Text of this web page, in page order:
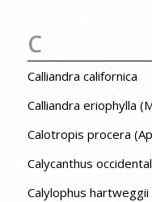
C
Calliandra californica
Calliandra eriophylla
Calotropis procera
Calycanthus
Calylophus